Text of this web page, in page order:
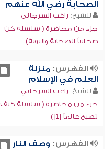
الصحابة رضي الله عنهم
للشيخ: راغب السرجاني
جزء من محاضرة ( سلسلة كن
صحابياً الصحابة والتوبة)
الفهرس:منزلة
العلم في الإسلام
للشيخ: راغب السرجاني
جزء من محاضرة ( سلسلة كيف
تصبح عالماً [1])
الفهرس: وصف النار